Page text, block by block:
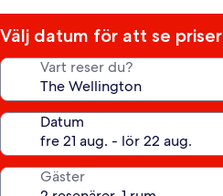
Välj datum för att se priser
Vart reser du?
Datum
Gäster